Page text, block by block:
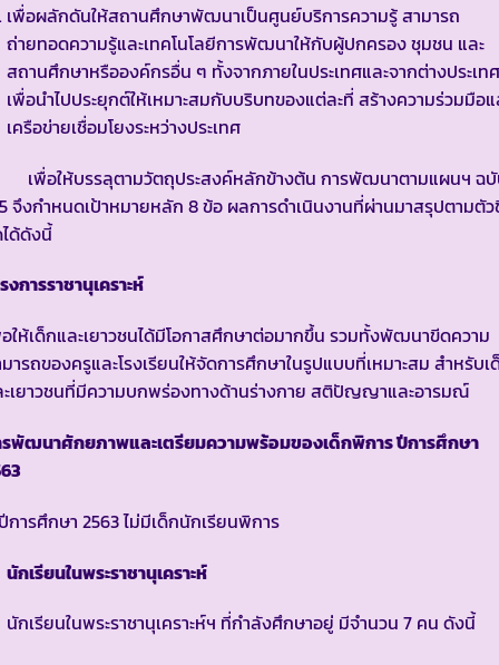
เพื่อผลักดันให้สถานศึกษาพัฒนาเป็นศูนย์บริการความรู้ สามารถ
ถ่ายทอดความรู้และเทคโนโลยีการพัฒนาให้กับผู้ปกครอง ชุมชน และ
สถานศึกษาหรือองค์กรอื่น ๆ ทั้งจากภายในประเทศและจากต่างประเทศ
เพื่อนำไปประยุกต์ให้เหมาะสมกับบริบทของแต่ละที่ สร้างความร่วมมือแ
เครือข่ายเชื่อมโยงระหว่างประเทศ
อให้บรรลุตามวัตถุประสงค์หลักข้างต้น การพัฒนาตามแผนฯ ฉ
จึงกำหนดเป้าหมายหลัก 8 ข้อ ผลการดำเนินงานที่ผ่านมาสรุปตามตั
ด้ดังนี้
งการราชานุเคราะห์
ให้เด็กและเยาวชนได้มีโอกาสศึกษาต่อมากขึ้น รวมทั้งพัฒนาขีดความ
ารถของครูและโรงเรียนให้จัดการศึกษาในรูปแบบที่เหมาะสม สำหรับเ
เยาวชนที่มีความบกพร่องทางด้านร่างกาย สติปัญญาและอารมณ์
พัฒนาศักยภาพและเตรียมความพร้อมของเด็กพิการ ปีการศึกษา
การศึกษา 2563 ไม่มีเด็กนักเรียนพิการ
รียนในพระราชานุเคราะห์
นักเรียนในพระราชานุเคราะห์ฯ ที่กำลังศึกษาอยู่ มีจำนวน 7 คน ดังนี้